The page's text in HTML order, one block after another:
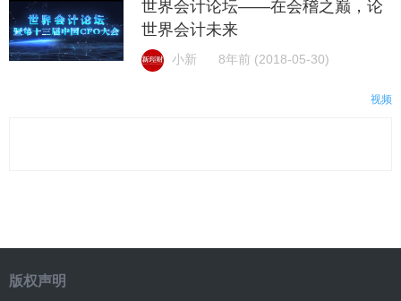
世界会计论坛——在会稽之巅，论
世界会计未来
小新 8年前 (2018-05-30)
视频
版权声明